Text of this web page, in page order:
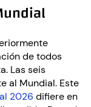
de todos
Las seis
al Mundial. Este
2026 difiere en